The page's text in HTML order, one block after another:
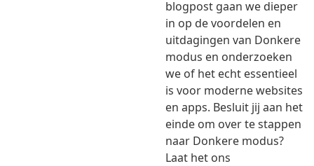
blogpost gaan we dieper
in op de voordelen en
uitdagingen van Donkere
modus en onderzoeken
we of het echt essentieel
is voor moderne websites
en apps. Besluit jij aan het
einde om over te stappen
naar Donkere modus?
Laat het ons